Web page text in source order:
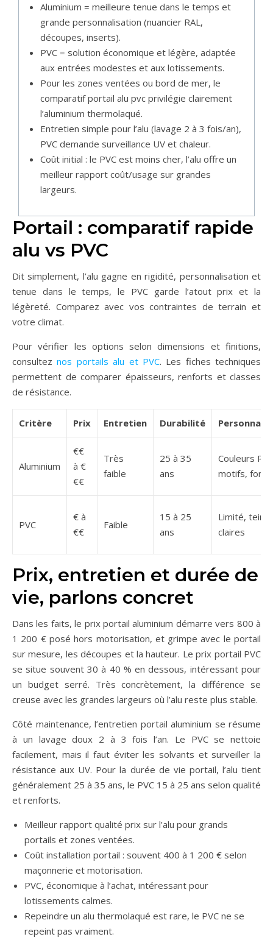
Aluminium = meilleure tenue dans le temps et
grande personnalisation (nuancier RAL,
découpes, inserts).
PVC = solution économique et légère, adaptée
aux entrées modestes et aux lotissements.
Pour les zones ventées ou bord de mer, le
comparatif portail alu pvc privilégie clairement
l’aluminium thermolaqué.
Entretien simple pour l’alu (lavage 2 à 3 fois/an),
PVC demande surveillance UV et chaleur.
Coût initial : le PVC est moins cher, l’alu offre un
meilleur rapport coût/usage sur grandes
largeurs.
Portail : comparatif rapide
alu vs PVC
Dit simplement, l’alu gagne en rigidité, personnalisation et
tenue dans le temps, le PVC garde l’atout prix et la
légèreté. Comparez avec vos contraintes de terrain et
votre climat.
Pour vérifier les options selon dimensions et finitions,
consulteznos portails alu et PVC. Les fiches techniques
permettent de comparer épaisseurs, renforts et classes
de résistance.
Critère Prix Entretien Durabilité
Aluminium
€€
à €
€€
Très
faible
25 à 35
ans
Couleurs
motifs,
PVC
€ à
€€
Faible
15 à 25
ans
Limité,
claires
Prix, entretien et durée de
vie, parlons concret
Dans les faits, le prix portail aluminium démarre vers 800 à
1 200 € posé hors motorisation, et grimpe avec le portail
sur mesure, les découpes et la hauteur. Le prix portail PVC
se situe souvent 30 à 40 % en dessous, intéressant pour
un budget serré. Très concrètement, la différence se
creuse avec les grandes largeurs où l’alu reste plus stable.
Côté maintenance, l’entretien portail aluminium se résume
à un lavage doux 2 à 3 fois l’an. Le PVC se nettoie
facilement, mais il faut éviter les solvants et surveiller la
résistance aux UV. Pour la durée de vie portail, l’alu tient
généralement 25 à 35 ans, le PVC 15 à 25 ans selon qualité
et renforts.
Meilleur rapport qualité prix sur l’alu pour grands
portails et zones ventées.
Coût installation portail : souvent 400 à 1 200 € selon
maçonnerie et motorisation.
PVC, économique à l’achat, intéressant pour
lotissements calmes.
Repeindre un alu thermolaqué est rare, le PVC ne se
repeint pas vraiment.